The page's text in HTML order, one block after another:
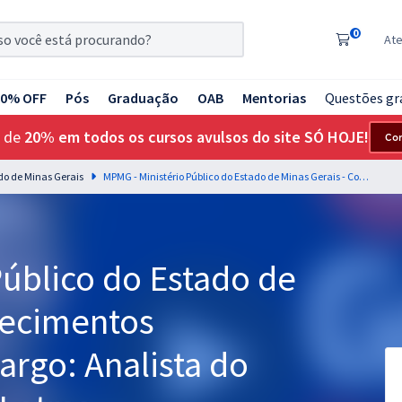
0
OFF Pós Graduação OAB Mentorias Questões
de 20% em todos os cursos avulsos do site SÓ HOJE!
de Minas Gerais MPMG - Ministério Público do Estado de Minas Gerais - Conhecimentos Específicos para o Cargo: Analista do Ministério Público - Letras
do Estado de
Analista do